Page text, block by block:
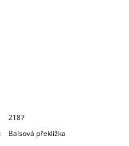
2187
: Balsová překližka